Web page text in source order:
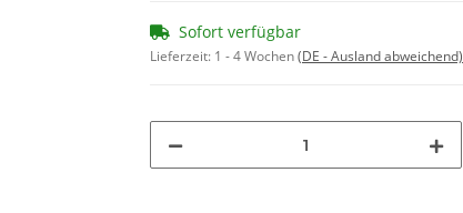
Sofort verfügbar
Lieferzeit: 1 - 4 Wochen(DE - Ausland abweichend)